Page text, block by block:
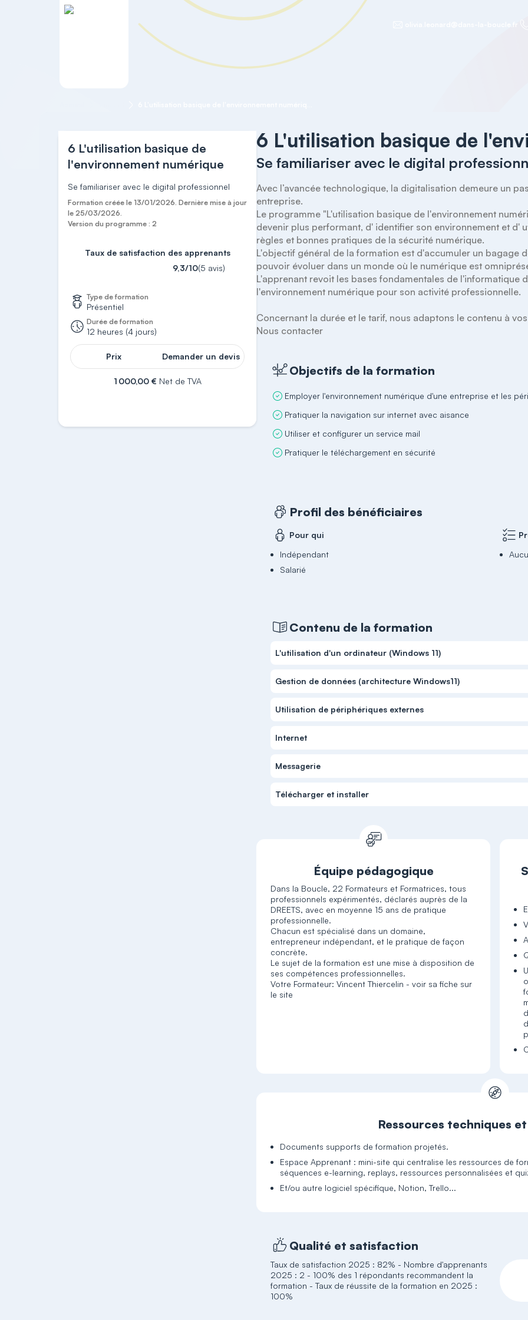
6 L'utilisation basique de
l'environnement numérique
Se familiariser avec le digital professionnel
Formation créée le 13/01/2026. Dernière mise à jour
le 25/03/2026.
Version du programme : 2
Taux de satisfaction des apprenants
9,3/10(5 avis)
Type de formation
Présentiel
Durée de formation
12 heures (4 jours)
Prix Demander un devis
1 000,00 € Net de TVA
6 L'utilisation basique de
Se familiariser avec le digital
Avec l’avancée technologique, la digitalisation demeure un
entreprise.
Le programme "L'utilisation basique de l'environnement
devenir plus performant, d' identifier son environnement et d'
règles et bonnes pratiques de la sécurité numérique.
L'objectif général de la formation est d'accumuler un bagage
pouvoir évoluer dans un monde où le numérique est
L'apprenant revoit les bases fondamentales de l'informatique
l'environnement numérique pour son activité professionnelle.
Concernant la durée et le tarif, nous adaptons le contenu à
Objectifs de la formation
Employer l'environnement numérique d'une entreprise et les
Pratiquer la navigation sur internet avec aisance
Utiliser et configurer un service mail
Pratiquer le téléchargement en sécurité
Profil des bénéficiaires
Pour qui
Indépendant
Salarié
Contenu de la formation
L'utilisation d'un ordinateur (Windows 11)
Gestion de données (architecture Windows11)
Utilisation de périphériques externes
Internet
Messagerie
Télécharger et installer
Équipe pédagogique
Dans la Boucle, 22 Formateurs et Formatrices, tous
professionnels expérimentés, déclarés auprès de la
DREETS, avec en moyenne 15 ans de pratique
professionnelle.
Chacun est spécialisé dans un domaine,
entrepreneur indépendant, et le pratique de façon
concrète.
Le sujet de la formation est une mise à disposition de
ses compétences professionnelles.
Votre Formateur: Vincent Thiercelin - voir sa fiche sur
le site
Ressources techniques
Documents supports de formation projetés.
Espace Apprenant : mini-site qui centralise les ressources de
séquences e-learning, replays, ressources personnalisées et
Et/ou autre logiciel spécifique, Notion, Trello...
Qualité et satisfaction
Taux de satisfaction 2025 : 82% - Nombre d'apprenants
2025 : 2 - 100% des 1 répondants recommandent la
formation - Taux de réussite de la formation en 2025 :
100%